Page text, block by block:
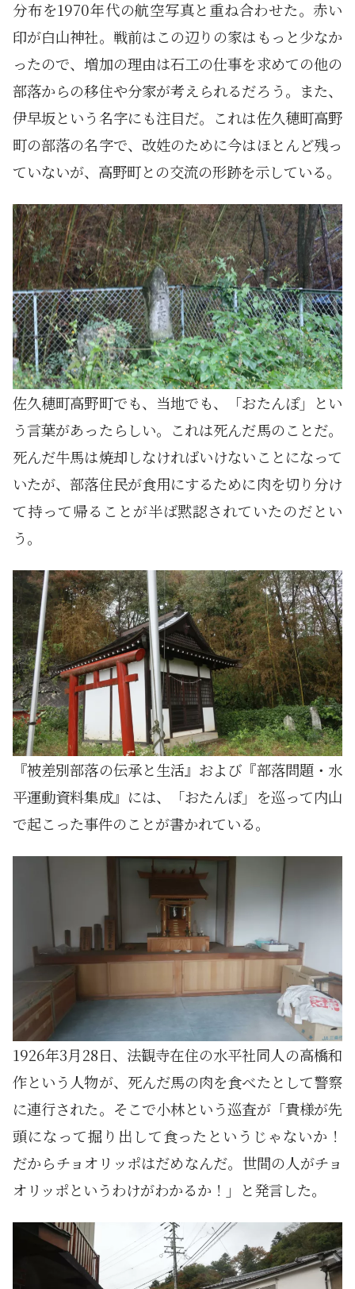
分布を1970年代の航空写真と重ね合わせた。赤い
印が白山神社。戦前はこの辺りの家はもっと少なか
ったので、増加の理由は石工の仕事を求めての他の
部落からの移住や分家が考えられるだろう。また、
伊早坂という名字にも注目だ。これは佐久穂町高野
町の部落の名字で、改姓のために今はほとんど残っ
ていないが、高野町との交流の形跡を示している。
佐久穂町高野町でも、当地でも、「おたんぽ」とい
う言葉があったらしい。これは死んだ馬のことだ。
死んだ牛馬は焼却しなければいけないことになって
いたが、部落住民が食用にするために肉を切り分け
て持って帰ることが半ば黙認されていたのだとい
う。
『被差別部落の伝承と生活』および『部落問題・水
平運動資料集成』には、「おたんぽ」を巡って内山
で起こった事件のことが書かれている。
1926年3月28日、法観寺在住の水平社同人の高橋和
作という人物が、死んだ馬の肉を食べたとして警察
に連行された。そこで小林という巡査が「貴様が先
頭になって掘り出して食ったというじゃないか！
だからチョオリッポはだめなんだ。世間の人がチョ
オリッポというわけがわかるか！」と発言した。